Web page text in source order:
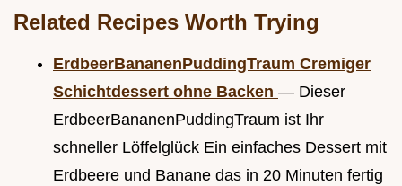
Related Recipes Worth Trying
ErdbeerBananenPuddingTraum Cremiger
Schichtdessert ohne Backen — Dieser
ErdbeerBananenPuddingTraum ist Ihr
schneller Löffelglück Ein einfaches Dessert mit
Erdbeere und Banane das in 20 Minuten fertig